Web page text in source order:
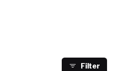
Filter